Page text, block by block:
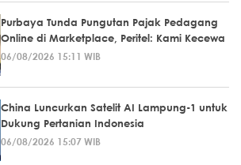
Purbaya Tunda Pungutan Pajak Pedagang
Online di Marketplace, Peritel: Kami Kecewa
06/08/2026 15:11 WIB
China Luncurkan Satelit AI Lampung-1 untuk
Dukung Pertanian Indonesia
06/08/2026 15:07 WIB